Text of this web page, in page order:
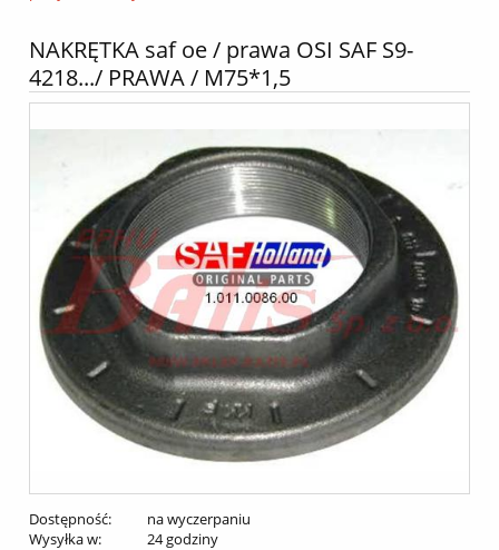
NAKRĘTKA saf oe / prawa OSI SAF S9-
4218.../ PRAWA / M75*1,5
Dostępność:
na wyczerpaniu
Wysyłka w:
24 godziny